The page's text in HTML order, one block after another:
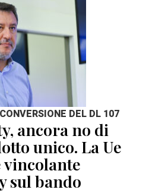
DEL DL 107
ancora no di
unico. La Ue
sul bando